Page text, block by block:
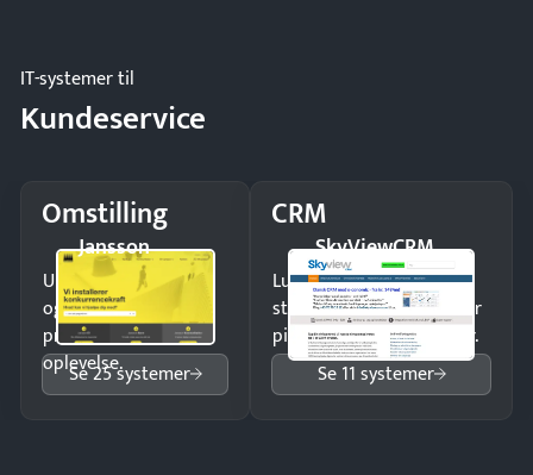
IT-systemer til
Kundeservice
Omstilling
Jansson
Undgå tabte opkald
og giv kunderne en
professionel
oplevelse.
Se 25 systemer
CRM
SkyViewCRM
Luk flere salg med et
struktureret overblik over
pipeline og opfølgninger.
Se 11 systemer